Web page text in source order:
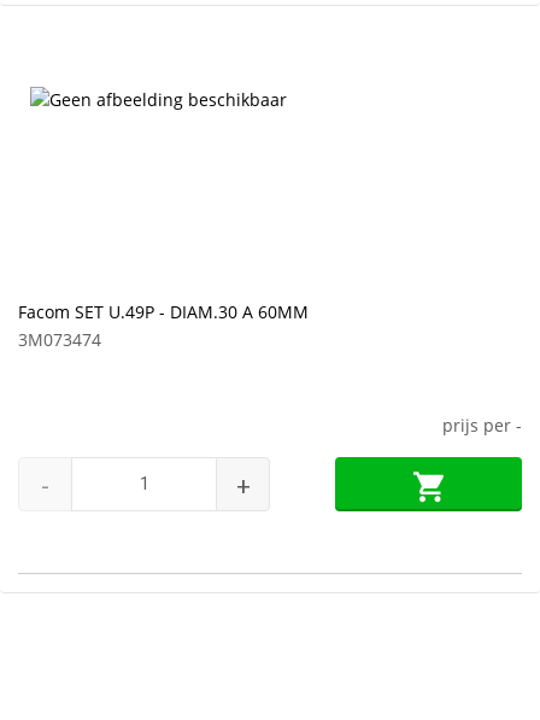
Facom SET U.49P - DIAM.30 A 60MM
3M073474
prijs per -
- +